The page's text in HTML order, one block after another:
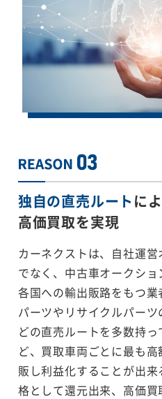
独自の直売ルートに
高価買取を実現
カーネクストは、自社運
でなく、中古車オークシ
各国への輸出販路をもつ
パーツやリサイクルパー
どの直売ルートを多数持
ど、買取車両ごとに最も
販し利益化することが出
格として還元出来、高価